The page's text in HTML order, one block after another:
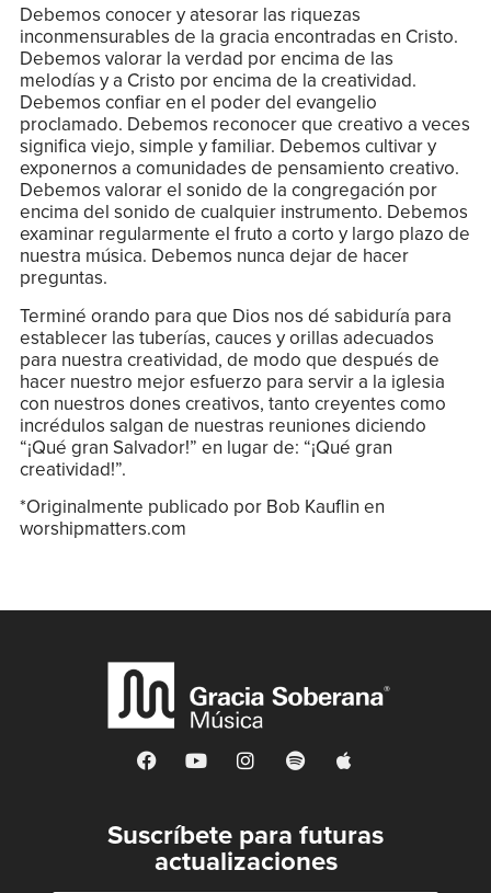
Debemos conocer y atesorar las riquezas
inconmensurables de la gracia encontradas en Cristo.
Debemos valorar la verdad por encima de las
melodías y a Cristo por encima de la creatividad.
Debemos confiar en el poder del evangelio
proclamado. Debemos reconocer que creativo a veces
significa viejo, simple y familiar. Debemos cultivar y
exponernos a comunidades de pensamiento creativo.
Debemos valorar el sonido de la congregación por
encima del sonido de cualquier instrumento. Debemos
examinar regularmente el fruto a corto y largo plazo de
nuestra música. Debemos nunca dejar de hacer
preguntas.
Terminé orando para que Dios nos dé sabiduría para
establecer las tuberías, cauces y orillas adecuados
para nuestra creatividad, de modo que después de
hacer nuestro mejor esfuerzo para servir a la iglesia
con nuestros dones creativos, tanto creyentes como
incrédulos salgan de nuestras reuniones diciendo
“¡Qué gran Salvador!” en lugar de: “¡Qué gran
creatividad!”.
*Originalmente publicado por Bob Kauflin en
worshipmatters.com
Suscríbete para futuras
actualizaciones